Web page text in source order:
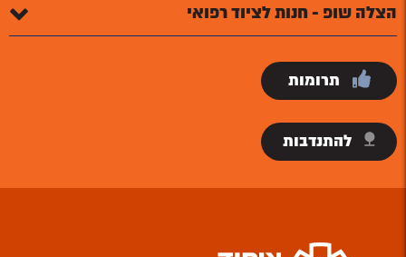
הצלה שופ - חנות לציוד רפואי
תרומות
להתנדבות